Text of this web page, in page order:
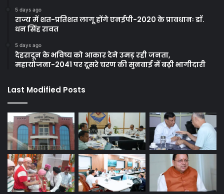
5 days ago
राज्य में शत-प्रतिशत लागू होंगे एनईपी-2020 के प्रावधानः डाॅ.
धन सिंह रावत
5 days ago
देहरादून के भविष्य को आकार देने उमड़ रही जनता,
महायोजना-2041 पर दूसरे चरण की सुनवाई में बढ़ी भागीदारी
Last Modified Posts